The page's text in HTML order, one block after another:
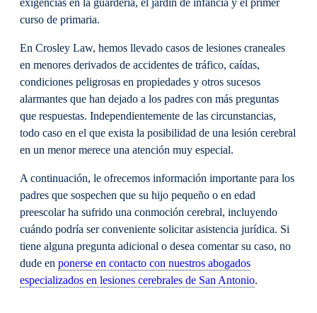
exigencias en la guardería, el jardín de infancia y el primer
curso de primaria.
En Crosley Law, hemos llevado casos de lesiones craneales
en menores derivados de accidentes de tráfico, caídas,
condiciones peligrosas en propiedades y otros sucesos
alarmantes que han dejado a los padres con más preguntas
que respuestas. Independientemente de las circunstancias,
todo caso en el que exista la posibilidad de una lesión cerebral
en un menor merece una atención muy especial.
A continuación, le ofrecemos información importante para los
padres que sospechen que su hijo pequeño o en edad
preescolar ha sufrido una conmoción cerebral, incluyendo
cuándo podría ser conveniente solicitar asistencia jurídica. Si
tiene alguna pregunta adicional o desea comentar su caso, no
dude en ponerse en contacto con nuestros abogados
especializados en lesiones cerebrales de San Antonio.